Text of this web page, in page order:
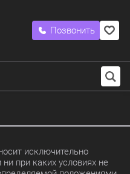
Позвонить
исключительно
при каких условиях не